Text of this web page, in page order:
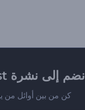
انضم إلى نشرة Renderforest الإخبارية
كن من بين أوائل من